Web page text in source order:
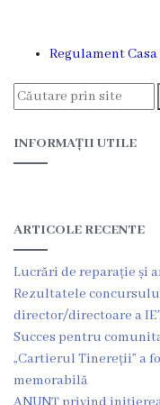
limită
ale
Primăriei
Dispoziţiile
Rapoartele
primarului
Proiecte
investiționale
Proiecte
Regulament
INFORMAȚII UTILE
ARTICOLE RECENTE
Lucrări de reparație și
Rezultatele
director/directoare a
Succes pentru
„Cartierul Tinereții” a
memorabilă